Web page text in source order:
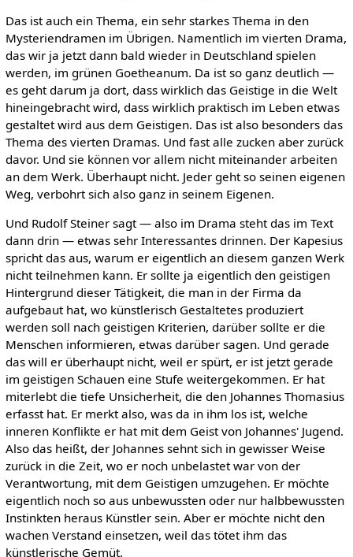
Das ist auch ein Thema, ein sehr starkes Thema in den
Mysteriendramen im Übrigen. Namentlich im vierten Drama,
das wir ja jetzt dann bald wieder in Deutschland spielen
werden, im grünen Goetheanum. Da ist so ganz deutlich —
es geht darum ja dort, dass wirklich das Geistige in die Welt
hineingebracht wird, dass wirklich praktisch im Leben etwas
gestaltet wird aus dem Geistigen. Das ist also besonders das
Thema des vierten Dramas. Und fast alle zucken aber zurück
davor. Und sie können vor allem nicht miteinander arbeiten
an dem Werk. Überhaupt nicht. Jeder geht so seinen eigenen
Weg, verbohrt sich also ganz in seinem Eigenen.
Und Rudolf Steiner sagt — also im Drama steht das im Text
dann drin — etwas sehr Interessantes drinnen. Der Kapesius
spricht das aus, warum er eigentlich an diesem ganzen Werk
nicht teilnehmen kann. Er sollte ja eigentlich den geistigen
Hintergrund dieser Tätigkeit, die man in der Firma da
aufgebaut hat, wo künstlerisch Gestaltetes produziert
werden soll nach geistigen Kriterien, darüber sollte er die
Menschen informieren, etwas darüber sagen. Und gerade
das will er überhaupt nicht, weil er spürt, er ist jetzt gerade
im geistigen Schauen eine Stufe weitergekommen. Er hat
miterlebt die tiefe Unsicherheit, die den Johannes Thomasius
erfasst hat. Er merkt also, was da in ihm los ist, welche
inneren Konflikte er hat mit dem Geist von Johannes' Jugend.
Also das heißt, der Johannes sehnt sich in gewisser Weise
zurück in die Zeit, wo er noch unbelastet war von der
Verantwortung, mit dem Geistigen umzugehen. Er möchte
eigentlich noch so aus unbewussten oder nur halbbewussten
Instinkten heraus Künstler sein. Aber er möchte nicht den
wachen Verstand einsetzen, weil das tötet ihm das
künstlerische Gemüt.